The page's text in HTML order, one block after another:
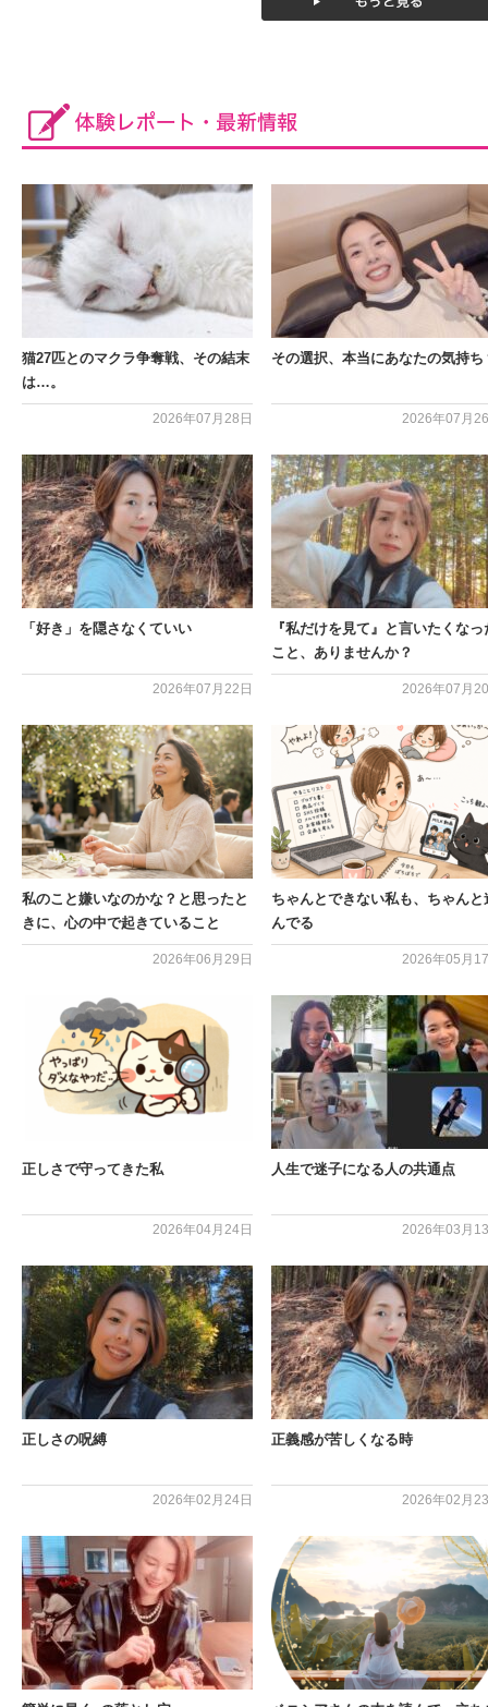
猫27匹とのマクラ争奪戦、その結末
は…。
2026年07月28日
その選択、本当にあなたの気持ち
2026年07月
「好き」を隠さなくていい
2026年07月22日
『私だけを見て』と言いたくなっ
こと、ありませんか？
2026年07月
私のこと嫌いなのかな？と思ったと
きに、心の中で起きていること
2026年06月29日
ちゃんとできない私も、ちゃんと
んでる
2026年05月
正しさで守ってきた私
2026年04月24日
人生で迷子になる人の共通点
2026年03月
正しさの呪縛
2026年02月24日
正義感が苦しくなる時
2026年02月